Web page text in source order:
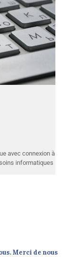
avec connexion à
informatiques
Merci de nous